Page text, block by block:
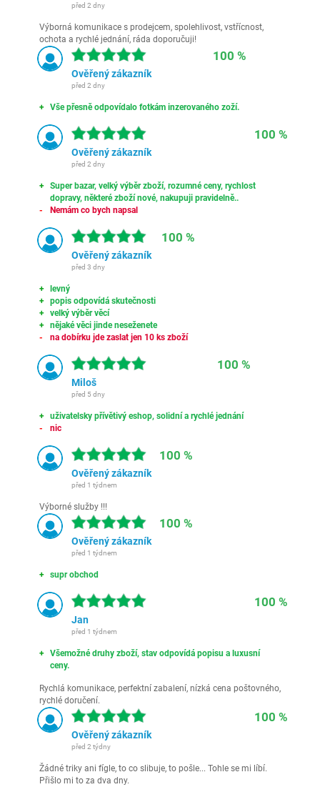
před 2 dny
Výborná komunikace s prodejcem, spolehlivost, vstřícnost,
ochota a rychlé jednání, ráda doporučuji!
100 %
Ověřený zákazník
před 2 dny
Vše přesně odpovídalo fotkám inzerovaného zoží.
100 %
Ověřený zákazník
před 2 dny
Super bazar, velký výběr zboží, rozumné ceny, rychlost
dopravy, některé zboží nové, nakupuji pravidelně..
Nemám co bych napsal
100 %
Ověřený zákazník
před 3 dny
levný
popis odpovídá skutečnosti
velký výběr věcí
nějaké věci jinde neseženete
na dobírku jde zaslat jen 10 ks zboží
100 %
Miloš
před 5 dny
uživatelsky přívětivý eshop, solidní a rychlé jednání
nic
100 %
Ověřený zákazník
před 1 týdnem
Výborné služby !!!
100 %
Ověřený zákazník
před 1 týdnem
supr obchod
100 %
Jan
před 1 týdnem
Všemožné druhy zboží, stav odpovídá popisu a luxusní
ceny.
Rychlá komunikace, perfektní zabalení, nízká cena poštovného,
rychlé doručení.
100 %
Ověřený zákazník
před 2 týdny
Žádné triky ani fígle, to co slibuje, to pošle... Tohle se mi líbí.
Přišlo mi to za dva dny.